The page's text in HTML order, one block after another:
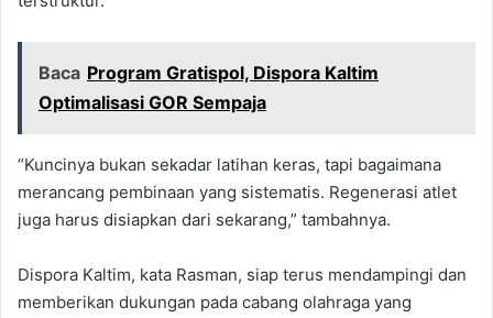
Baca Program Gratispol, Dispora Kaltim
Optimalisasi GOR Sempaja
“Kuncinya bukan sekadar latihan keras, tapi bagaimana
merancang pembinaan yang sistematis. Regenerasi atlet
juga harus disiapkan dari sekarang,” tambahnya.
Dispora Kaltim, kata Rasman, siap terus mendampingi dan
memberikan dukungan pada cabang olahraga yang